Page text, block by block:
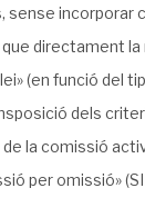
sense incorporar
directament
(en funció del
dels
la comissió
per omissió»